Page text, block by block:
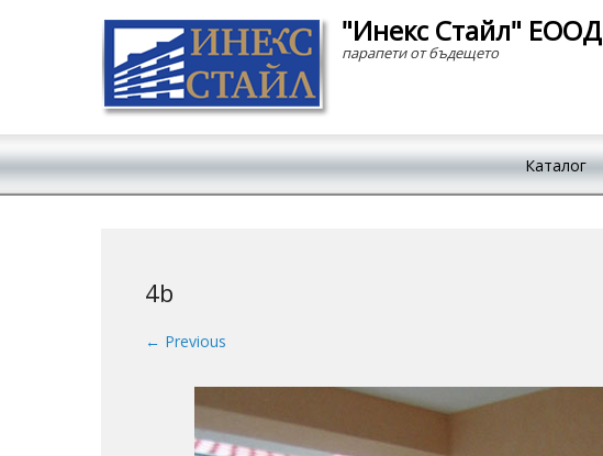
"Инекс Стайл" ЕООД
парапети от бъдещето
Каталог
4b
← Previous